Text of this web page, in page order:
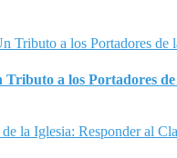
Tributo a los Portadores